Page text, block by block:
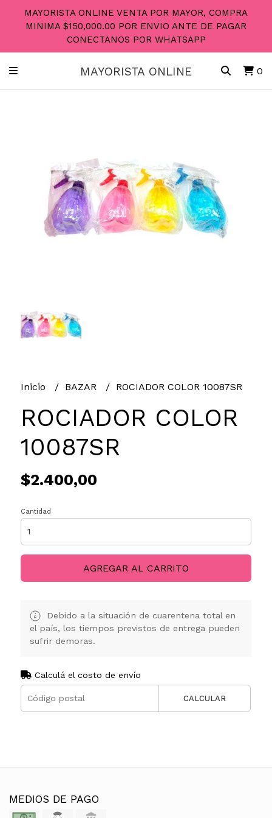
MAYORISTA ONLINE VENTA POR MAYOR, COMPRA
MINIMA $150,000.00 POR ENVIO ANTE DE PAGAR
CONECTANOS POR WHATSAPP
MAYORISTA ONLINE 0
Inicio BAZAR ROCIADOR COLOR 10087SR
ROCIADOR COLOR
10087SR
$2.400,00
Cantidad
AGREGAR AL CARRITO
Debido a la situación de cuarentena total en
el país, los tiempos previstos de entrega pueden
sufrir demoras.
Calculá el costo de envío
CALCULAR
MEDIOS DE PAGO